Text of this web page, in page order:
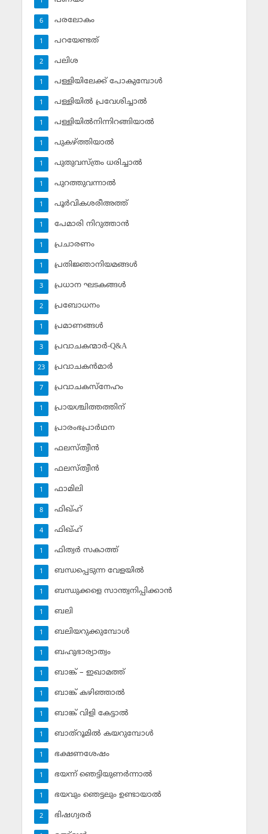
പരലോകം
6
പറയേണ്ടത്
1
പലിശ
2
പള്ളിയിലേക്ക് പോകുമ്പോള്‍
1
പള്ളിയില്‍ പ്രവേശിച്ചാല്‍
1
പള്ളിയില്‍നിന്നിറങ്ങിയാല്‍
1
പുകഴ്ത്തിയാല്‍
1
പുതുവസ്ത്രം ധരിച്ചാല്‍
1
പുറത്തുവന്നാല്‍
1
പൂര്‍വികശരീഅത്ത്
1
പേമാരി നിറുത്താന്‍
1
പ്രചാരണം
1
പ്രതിജ്ഞാനിയമങ്ങള്‍
1
പ്രധാന ഘടകങ്ങള്‍
3
പ്രബോധനം
2
പ്രമാണങ്ങള്‍
1
പ്രവാചകന്മാര്‍-Q&A
3
പ്രവാചകന്‍മാര്‍
23
പ്രവാചകസ്‌നേഹം
7
പ്രായശ്ചിത്തത്തിന്
1
പ്രാരംഭപ്രാര്‍ഥന
1
ഫലസ്ത്വീൻ
1
ഫലസ്ത്വീൻ
1
ഫാമിലി
1
ഫിഖ്ഹ്
8
ഫിഖ്ഹ്‌
4
ഫിത്വര്‍ സകാത്ത്‌
1
ബന്ധപ്പെടുന്ന വേളയില്‍
1
ബന്ധുക്കളെ സാന്ത്വനിപ്പിക്കാന്‍
1
ബലി
1
ബലിയറുക്കുമ്പോള്‍
1
ബഹുഭാര്യാത്വം
1
ബാങ്ക് – ഇഖാമത്ത്
1
ബാങ്ക് കഴിഞ്ഞാല്‍
1
ബാങ്ക് വിളി കേട്ടാല്‍
1
ബാത്‌റൂമില്‍ കയറുമ്പോള്‍
1
ഭക്ഷണശേഷം
1
ഭയന്ന് ഞെട്ടിയുണര്‍ന്നാല്‍
1
ഭയവും ഞെട്ടലും ഉണ്ടായാല്‍
1
ഭിഷഗ്വരര്‍
2